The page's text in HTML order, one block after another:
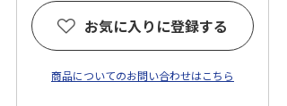
お気に入りに登録する
商品についてのお問い合わせはこちら